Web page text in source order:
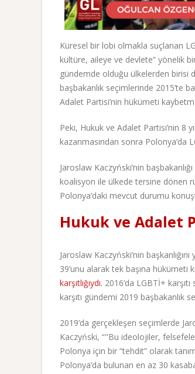
Küresel bir lobi olmakla suçlanan
kültüre, aileye ve devlete” yönelik
gündemde olduğu ülkelerden birisi
başbakanlık seçimlerinde 2015’te
Adalet Partisi’nin hükümeti
Peki, Hukuk ve Adalet Partisi’nin 8
kazanmasından sonra Polonya’da
Jaroslaw Kaczyński’nin
koalisyon ile ülkede tersine dönen
Polonya’daki mevcut durumu
Hukuk ve Adalet
Jaroslaw Kaczyński’nin
39’unu alarak tek başına
karşıtlığıydı. 2016’da LGBTİ+
karşıtı gündemi 2019 başbakanlık
2019’da gerçekleşen seçimlerde
Kaczyński, “"Bu ideolojiler,
Polonya için bir “tehdit” olarak
Polonya’da bulunan en az 30